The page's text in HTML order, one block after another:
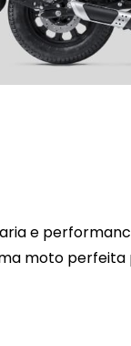
e
moto perfeita